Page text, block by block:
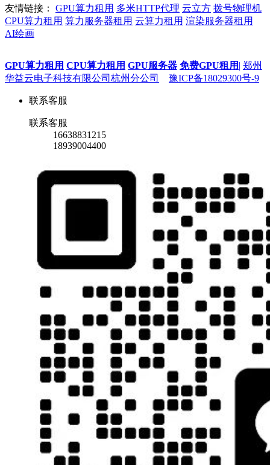
友情链接： GPU算力租用 多米HTTP代理 云立方 拨号物理机
CPU算力租用 算力服务器租用 云算力租用 渲染服务器租用
AI绘画
GPU算力租用 CPU算力租用 GPU服务器 免费GPU租用 | 郑州
华益云电子科技有限公司杭州分公司
豫ICP备18029300号-9
联系客服
联系客服
16638831215
18939004400